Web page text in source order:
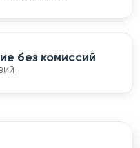
без комиссий